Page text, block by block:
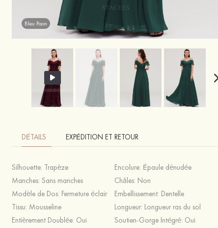
Bleu Paon
DÉTAILS EXPÉDITION ET RETOUR
Silhouette: Trapèze Encolure: Épaule dénudée
Manches: Sans manches Châles: Non
Modèle de Dos: Fermeture éclair Embellissement: Dentelle
Tissu: Mousseline Longueur: Longueur ras du sol
Entièrement Doublée: Oui Soutien-Gorge Intégré: Oui